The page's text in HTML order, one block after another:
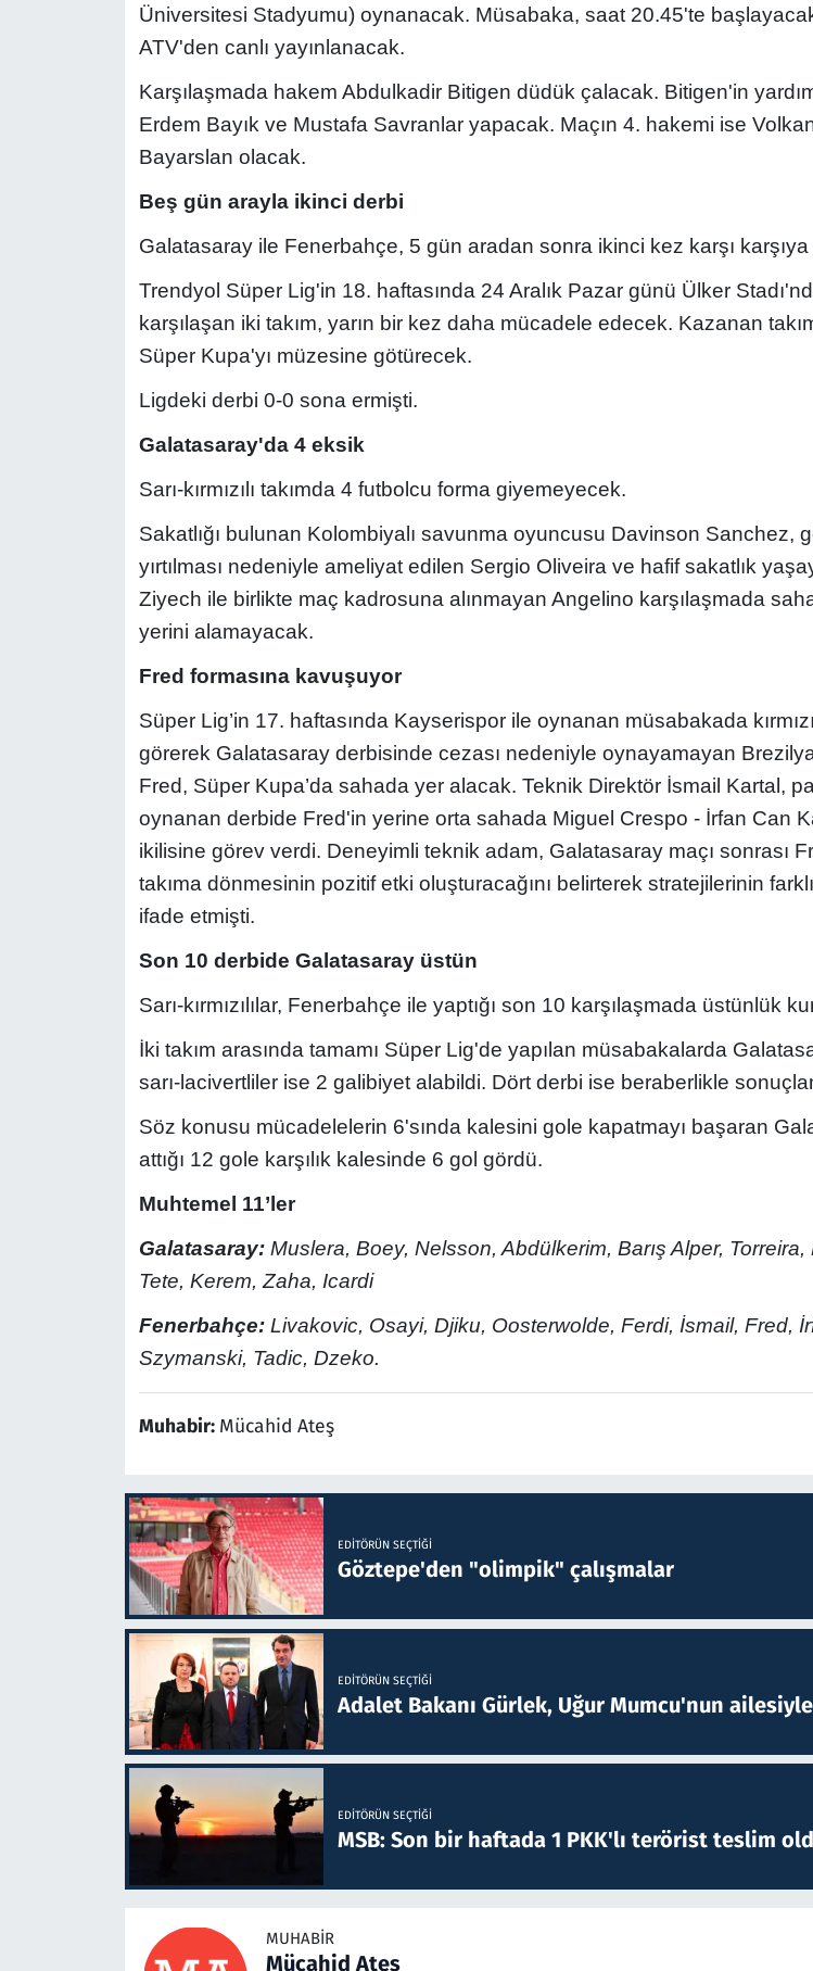
Üniversitesi Stadyumu) oynanacak. Müsabaka, saat 20.45'te
ATV'den canlı yayınlanacak.
Karşılaşmada hakem Abdulkadir Bitigen düdük çalacak. Bitigen'in
Erdem Bayık ve Mustafa Savranlar yapacak. Maçın 4. hakemi ise
Bayarslan olacak.
Beş gün arayla ikinci derbi
Galatasaray ile Fenerbahçe, 5 gün aradan sonra ikinci kez karşı
Trendyol Süper Lig'in 18. haftasında 24 Aralık Pazar günü Ülker
karşılaşan iki takım, yarın bir kez daha mücadele edecek. Kazanan
Süper Kupa'yı müzesine götürecek.
Ligdeki derbi 0-0 sona ermişti.
Galatasaray'da 4 eksik
Sarı-kırmızılı takımda 4 futbolcu forma giyemeyecek.
Sakatlığı bulunan Kolombiyalı savunma oyuncusu Davinson Sanchez,
yırtılması nedeniyle ameliyat edilen Sergio Oliveira ve hafif sakatlık
Ziyech ile birlikte maç kadrosuna alınmayan Angelino karşılaşmada
yerini alamayacak.
Fred formasına kavuşuyor
Süper Lig’in 17. haftasında Kayserispor ile oynanan müsabakada
görerek Galatasaray derbisinde cezası nedeniyle oynayamayan
Fred, Süper Kupa’da sahada yer alacak. Teknik Direktör İsmail Kartal,
oynanan derbide Fred'in yerine orta sahada Miguel Crespo - İrfan Can
ikilisine görev verdi. Deneyimli teknik adam, Galatasaray maçı sonrası
takıma dönmesinin pozitif etki oluşturacağını belirterek stratejilerinin farklı
ifade etmişti.
Son 10 derbide Galatasaray üstün
Sarı-kırmızılılar, Fenerbahçe ile yaptığı son 10 karşılaşmada üstünlük
İki takım arasında tamamı Süper Lig'de yapılan müsabakalarda
sarı-lacivertliler ise 2 galibiyet alabildi. Dört derbi ise beraberlikle
Söz konusu mücadelelerin 6'sında kalesini gole kapatmayı başaran
attığı 12 gole karşılık kalesinde 6 gol gördü.
Muhtemel 11’ler
Galatasaray:Muslera, Boey, Nelsson, Abdülkerim, Barış Alper, Torreira,
Tete, Kerem, Zaha, Icardi
Fenerbahçe: Livakovic, Osayi, Djiku, Oosterwolde, Ferdi, İsmail, Fred,
Szymanski, Tadic, Dzeko.
Muhabir: Mücahid Ateş
EDITÖRÜN SEÇTIĞI
Göztepe'den "olimpik" çalışmalar
EDITÖRÜN SEÇTIĞI
Adalet Bakanı Gürlek, Uğur Mumcu'nun
EDITÖRÜN SEÇTIĞI
MSB: Son bir haftada 1 PKK'lı terörist teslim
MUHABIR
Mücahid Ateş